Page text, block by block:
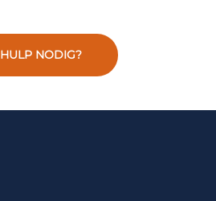
HULP NODIG?